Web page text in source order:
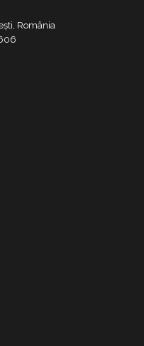
România